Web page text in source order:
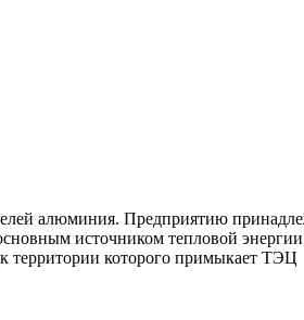
алюминия. Предприятию
источником тепловой
территории которого примыкает ТЭЦ